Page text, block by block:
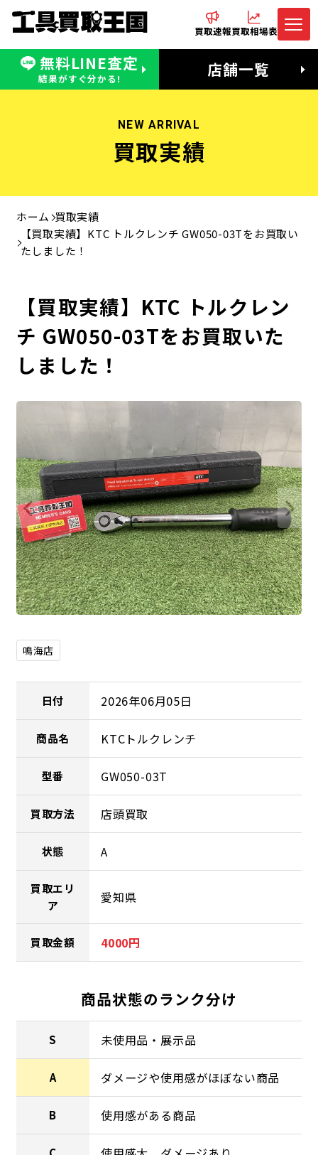
買取速報買取相場表
無料LINE査定
結果がすぐ分かる! 店舗一覧
無料LINE査定
受付：11:00〜19:00 木曜定休日
電話でお問合わせ
営業時間：11:00〜20:00
NEW ARRIVAL
買取実績
ホーム 買取実績
【買取実績】KTC トルクレンチ GW050-03Tをお買取い
たしました！
【買取実績】KTC トルクレン
チ GW050-03Tをお買取いた
しました！
鳴海店
日付 2026年06月05日
商品名 KTCトルクレンチ
型番 GW050-03T
買取方法 店頭買取
状態 A
買取エリ
ア
愛知県
買取金額 4000円
商品状態のランク分け
S 未使用品・展示品
A ダメージや使用感がほぼない商品
B 使用感がある商品